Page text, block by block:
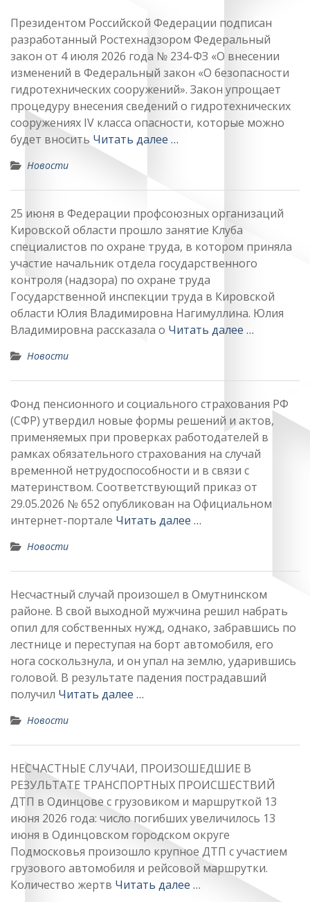
Президентом Российской Федерации подписан
разработанный Ростехнадзором Федеральный
закон от 4 июля 2026 года № 234-ФЗ «О внесении
изменений в Федеральный закон «О безопасности
гидротехнических сооружений». Закон упрощает
процедуру внесения сведений о гидротехнических
сооружениях IV класса опасности, которые можно
будет вносить Читать далее …
Новости
25 июня в Федерации профсоюзных организаций
Кировской области прошло занятие Клуба
специалистов по охране труда, в котором приняла
участие начальник отдела государственного
контроля (надзора) по охране труда
Государственной инспекции труда в Кировской
области Юлия Владимировна Нагимуллина. Юлия
Владимировна рассказала о Читать далее …
Новости
Фонд пенсионного и социального страхования РФ
(СФР) утвердил новые формы решений и актов,
применяемых при проверках работодателей в
рамках обязательного страхования на случай
временной нетрудоспособности и в связи с
материнством. Соответствующий приказ от
29.05.2026 № 652 опубликован на Официальном
интернет-портале Читать далее …
Новости
Несчастный случай произошел в Омутнинском
районе. В свой выходной мужчина решил набрать
опил для собственных нужд, однако, забравшись по
лестнице и переступая на борт автомобиля, его
нога соскользнула, и он упал на землю, ударившись
головой. В результате падения пострадавший
получил Читать далее …
Новости
НЕСЧАСТНЫЕ СЛУЧАИ, ПРОИЗОШЕДШИЕ В
РЕЗУЛЬТАТЕ ТРАНСПОРТНЫХ ПРОИСШЕСТВИЙ
ДТП в Одинцове с грузовиком и маршруткой 13
июня 2026 года: число погибших увеличилось 13
июня в Одинцовском городском округе
Подмосковья произошло крупное ДТП с участием
грузового автомобиля и рейсовой маршрутки.
Количество жертв Читать далее …